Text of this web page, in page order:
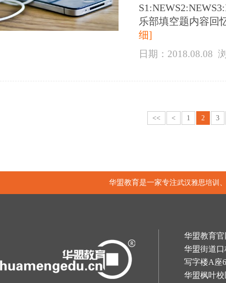
乐部填空题内容回
细]
日期：2018.08.08
<< < 1 2 3
华盟教育是一家专注武汉雅思培训
华盟教育官
华盟街道
写字楼A座
华盟枫叶